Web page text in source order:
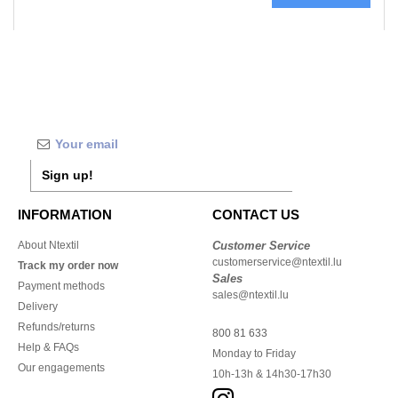
Sign up!
INFORMATION
About Ntextil
Track my order now
Payment methods
Delivery
Refunds/returns
Help & FAQs
Our engagements
CONTACT US
Customer Service
customerservice@ntextil.lu
Sales
sales@ntextil.lu
800 81 633
Monday to Friday
10h-13h & 14h30-17h30